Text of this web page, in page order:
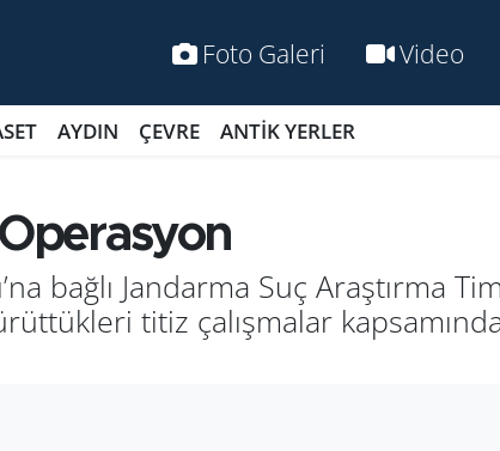
Foto Galeri Video
AYDIN ÇEVRE ANTİK YERLER
Ope­ras­yon
bağlı Jan­dar­ma Suç Araş­tır­ma
titiz ça­lış­ma­lar